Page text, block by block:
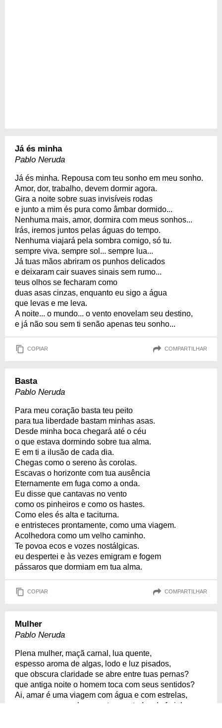
Já és minha
Pablo Neruda
Já és minha. Repousa com teu sonho em meu sonho.
Amor, dor, trabalho, devem dormir agora.
Gira a noite sobre suas invisíveis rodas
e junto a mim és pura como âmbar dormido...
Nenhuma mais, amor, dormira com meus sonhos...
Irás, iremos juntos pelas águas do tempo.
Nenhuma viajará pela sombra comigo, só tu.
sempre viva. sempre sol... sempre lua...
Já tuas mãos abriram os punhos delicados
e deixaram cair suaves sinais sem rumo...
teus olhos se fecharam como
duas asas cinzas, enquanto eu sigo a água
que levas e me leva.
A noite... o mundo... o vento enovelam seu destino,
e já não sou sem ti senão apenas teu sonho...
COPIAR COMPARTILHAR
Basta
Pablo Neruda
Para meu coração basta teu peito
para tua liberdade bastam minhas asas.
Desde minha boca chegará até o céu
o que estava dormindo sobre tua alma.
E em ti a ilusão de cada dia.
Chegas como o sereno às corolas.
Escavas o horizonte com tua ausência
Eternamente em fuga como a onda.
Eu disse que cantavas no vento
como os pinheiros e como os hastes.
Como eles és alta e taciturna.
e entristeces prontamente, como uma viagem.
Acolhedora como um velho caminho.
Te povoa ecos e vozes nostálgicas.
eu despertei e às vezes emigram e fogem
pássaros que dormiam em tua alma.
COPIAR COMPARTILHAR
Mulher
Pablo Neruda
Plena mulher, maçã carnal, lua quente,
espesso aroma de algas, lodo e luz pisados,
que obscura claridade se abre entre tuas pernas?
que antiga noite o homem toca com seus sentidos?
Ai, amar é uma viagem com água e com estrelas,
com ar opresso e bruscas tempestades de farinha: